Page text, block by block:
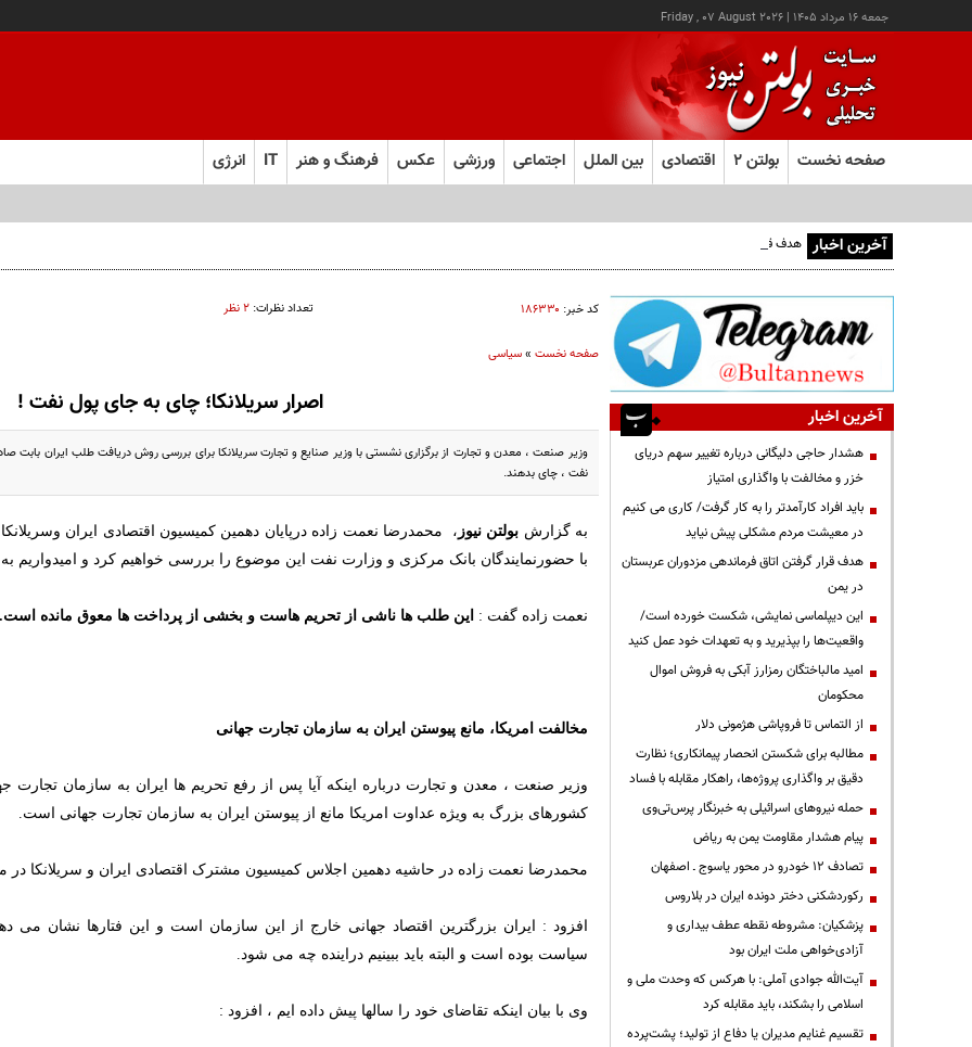
جمعه ۱۶ مرداد ۱۴۰۵ |
Friday , 07 August 2026
صفحه نخست بولتن ۲ اقتصادی بین الملل اجتماعی ورزشی عکس فرهنگ و هنر IT انرژی
آخرین اخبار هدف قرار گرفتن اتاق‌ فرماندهی مزدوران عربستان در یمن
کد خبر: ۱۸۶۳۳۰ تعداد نظرات: ۲ نظر
صفحه نخست»سیاسی
اصرار سریلانکا؛ چای به جای پول نفت !
وزیر صنعت ، معدن و تجارت از برگزاری نشستی با وزیر صنایع و تجارت سریلانکا برای بررسی روش دریافت طلب ایران بابت
نفت ، چای بدهند.
به گزارش بولتن نيوز ، محمدرضا نعمت زاده درپایان دهمین کمیسیون اقتصادی ایران
با حضورنمایندگان بانک مرکزی و وزارت نفت این موضوع را بررسی خواهیم کرد و امیدواریم به
نعمت زاده گفت : این طلب ها ناشی از تحریم هاست و بخشی از پرداخت ها معوق مانده است.
مخالفت امریکا، مانع پیوستن ایران به سازمان تجارت جهانی
وزیر صنعت ، معدن و تجارت درباره اینکه آیا پس از رفع تحریم ها ایران به سازمان
کشورهای بزرگ به ویژه عداوت امریکا مانع از پیوستن ایران به سازمان تجارت جهانی است.
محمدرضا نعمت زاده در حاشیه دهمین اجلاس کمیسیون مشترک اقتصادی ایران و سریلانکا در
افزود : ایران بزرگترین اقتصاد جهانی خارج از این سازمان است و این فتارها نشان
سیاست بوده است و البته باید ببینیم دراینده چه می شود.
وی با بیان اینکه تقاضای خود را سالها پیش داده ایم ، افزود :
آخرین اخبار
هشدار حاجی دلیگانی درباره تغییر سهم دریای
خزر و مخالفت با واگذاری امتیاز
باید افراد کارآمدتر را به کار گرفت/ کاری می کنیم
در معیشت مردم مشکلی پیش نیاید
هدف قرار گرفتن اتاق‌ فرماندهی مزدوران عربستان
در یمن
این دیپلماسی نمایشی، شکست خورده است/
واقعیت‌ها را بپذیرید و به تعهدات خود عمل کنید
امید مالباختگان رمزارز آبکی به فروش اموال
محکومان
از التماس تا فروپاشی هژمونی دلار
مطالبه برای شکستن انحصار پیمانکاری؛ نظارت
دقیق بر واگذاری پروژه‌ها، راهکار مقابله با فساد
حمله نیروهای اسرائیلی به خبرنگار پرس‌تی‌وی
پیام هشدار مقاومت یمن به ریاض
تصادف ۱۲ خودرو در محور یاسوج ـ اصفهان
رکوردشکنی دختر دونده ایران در بلاروس
پزشکیان: مشروطه نقطه عطف بیداری و
آزادی‌خواهی ملت ایران بود
آیت‌الله جوادی آملی: با هرکس که وحدت ملی و
اسلامی را بشکند، باید مقابله کرد
تقسیم غنایم مدیران یا دفاع از تولید؛ پشت‌پرده